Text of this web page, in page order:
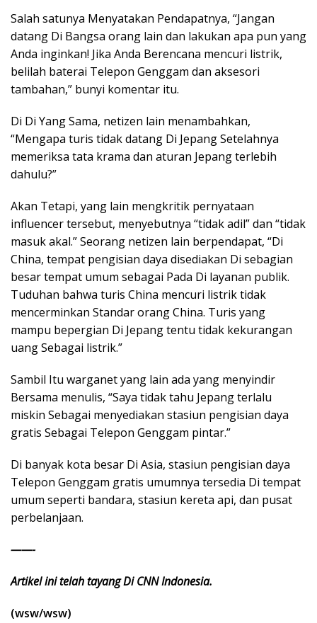
Salah satunya Menyatakan Pendapatnya, “Jangan
datang Di Bangsa orang lain dan lakukan apa pun yang
Anda inginkan! Jika Anda Berencana mencuri listrik,
belilah baterai Telepon Genggam dan aksesori
tambahan,” bunyi komentar itu.
Di Di Yang Sama, netizen lain menambahkan,
“Mengapa turis tidak datang Di Jepang Setelahnya
memeriksa tata krama dan aturan Jepang terlebih
dahulu?”
Akan Tetapi, yang lain mengkritik pernyataan
influencer tersebut, menyebutnya “tidak adil” dan “tidak
masuk akal.” Seorang netizen lain berpendapat, “Di
China, tempat pengisian daya disediakan Di sebagian
besar tempat umum sebagai Pada Di layanan publik.
Tuduhan bahwa turis China mencuri listrik tidak
mencerminkan Standar orang China. Turis yang
mampu bepergian Di Jepang tentu tidak kekurangan
uang Sebagai listrik.”
Sambil Itu warganet yang lain ada yang menyindir
Bersama menulis, “Saya tidak tahu Jepang terlalu
miskin Sebagai menyediakan stasiun pengisian daya
gratis Sebagai Telepon Genggam pintar.”
Di banyak kota besar Di Asia, stasiun pengisian daya
Telepon Genggam gratis umumnya tersedia Di tempat
umum seperti bandara, stasiun kereta api, dan pusat
perbelanjaan.
——-
Artikel ini telah tayang Di CNN Indonesia.
(wsw/wsw)